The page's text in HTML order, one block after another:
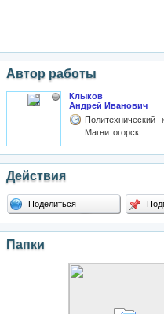
Автор работы
Клыков
Андрей Иванович
Политехнический
Магнитогорск
Действия
Поделиться
Папки